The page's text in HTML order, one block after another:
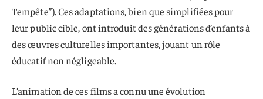
Tempête”). Ces adaptations, bien que simplifiées pour
leur public cible, ont introduit des générations d’enfants à
des œuvres culturelles importantes, jouant un rôle
éducatif non négligeable.
L’animation de ces films a connu une évolution